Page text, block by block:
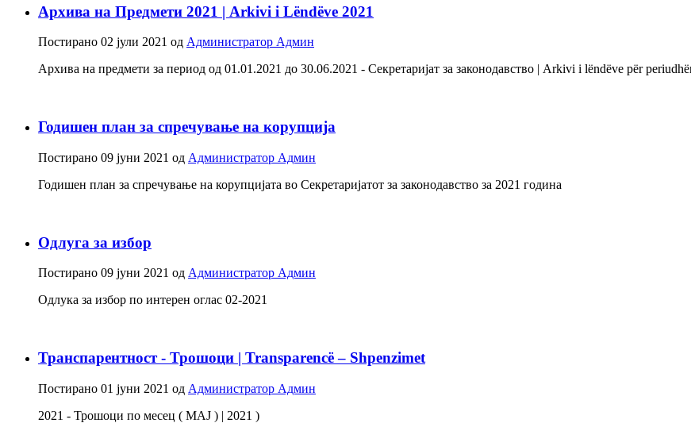
Архива на Предмети 2021 | Arkivi i Lëndëve 2021
Постирано 02 јули 2021 од Администратор Админ
Архива на предмети за период од 01.01.2021 до 30.06.2021 - Секретаријат за законодавство | Arkivi i lëndëve për
Годишен план за спречување на корупција
Постирано 09 јуни 2021 од Администратор Админ
Годишен план за спречување на корупцијата во Секретаријатот за законодавство за 2021 година
Одлуга за избор
Постирано 09 јуни 2021 од Администратор Админ
Одлука за избор по интерен оглас 02-2021
Транспарентност - Трошоци | Transparencë – Shpenzimet
Постирано 01 јуни 2021 од Администратор Админ
2021 - Трошоци по месец ( МАЈ ) | 2021 )